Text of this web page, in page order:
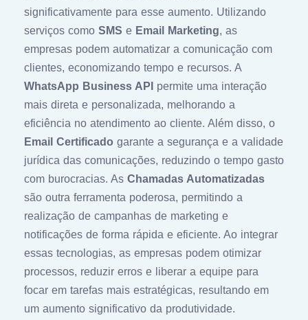
significativamente para esse aumento. Utilizando
serviços como SMS e Email Marketing, as
empresas podem automatizar a comunicação com
clientes, economizando tempo e recursos. A
WhatsApp Business API
permite uma interação
mais direta e personalizada, melhorando a
eficiência no atendimento ao cliente. Além disso, o
Email Certificado garante a segurança e a validade
jurídica das comunicações, reduzindo o tempo gasto
com burocracias. As Chamadas Automatizadas
são outra ferramenta poderosa, permitindo a
realização de campanhas de marketing e
notificações de forma rápida e eficiente. Ao integrar
essas tecnologias, as empresas podem otimizar
processos, reduzir erros e liberar a equipe para
focar em tarefas mais estratégicas, resultando em
um aumento significativo da produtividade.